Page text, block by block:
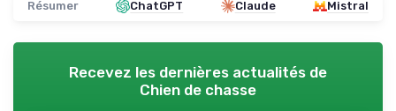
Résumer ChatGPT Claude Mistral
Recevez les dernières actualités de
Chien de chasse